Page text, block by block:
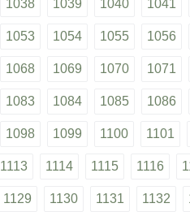
1038 1039 1040 1041
1053 1054 1055 1056
1068 1069 1070 1071
1083 1084 1085 1086
1098 1099 1100 1101
1113 1114 1115 1116
1129 1130 1131 1132